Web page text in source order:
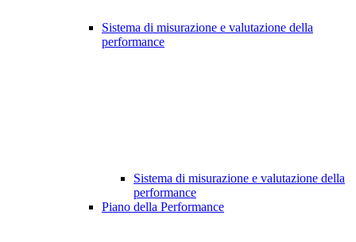
Sistema di misurazione e valutazione della
performance
Sistema di misurazione e valutazione della
performance
Piano della Performance